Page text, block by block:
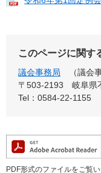
このページに関す
議会事務局
議会
〒503-2193
岐阜県
Tel：0584-22-1155
PDF形式のファイルをご覧